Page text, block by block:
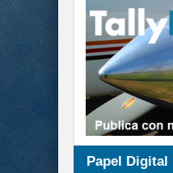
Papel Digital